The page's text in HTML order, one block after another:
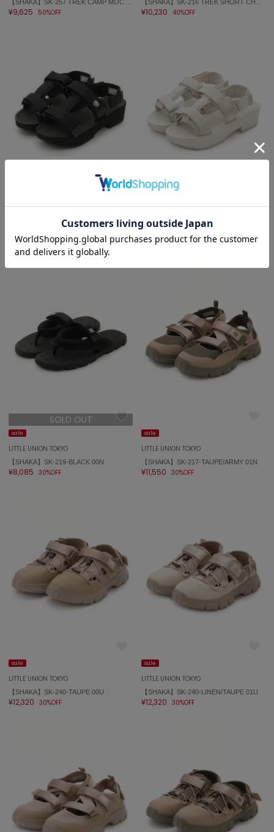
ハンター
キーン
LAATO
le coq sportif
LeSportsac
レスポートサック
LILY BROWN Lingerie
リリーブラウンランジェリー
LITTLE UNION TOKYO
リトルユニオン トウキョウ
MICHU COQUETTE
ミチュ コケット
MIESROHE
ミラオーウェン
MOIGE
モワージュ
NEW Balance
ニューバランス
nezu
null.
ヌル
¥9,625 50%OFF ¥10,230 40%OFF
LITTLE UNION TOKYO
¥9,625 30%OFF
LITTLE UNION TOKYO
【SHAKA】SK-246-LINEN 00R
¥9,625 30%OFF
SOLD OUT
sale
LITTLE UNION TOKYO
【SHAKA】SK-219-BLACK 00N
¥8,085 30%OFF
sale
LITTLE UNION TOKYO
【SHAKA】SK-217-TAUPE/ARMY 01N
¥11,550 30%OFF
sale
LITTLE UNION TOKYO
【SHAKA】SK-240-TAUPE 00U
¥12,320 30%OFF
sale
LITTLE UNION TOKYO
【SHAKA】SK-240-LINEN/TAUPE 01U
¥12,320 30%OFF